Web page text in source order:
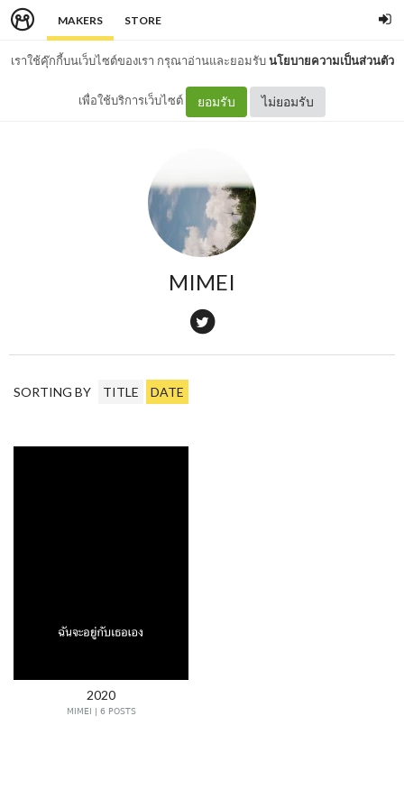
MAKERS STORE
เราใช้คุ๊กกี้บนเว็บไซต์ของเรา กรุณาอ่านและยอมรับนโยบายความเป็นส่วนตัว
เพื่อใช้บริการเว็บไซต์ ยอมรับ ไม่ยอมรับ
MIMEI
SORTING BY TITLE DATE
2020
MIMEI | 6 POSTS